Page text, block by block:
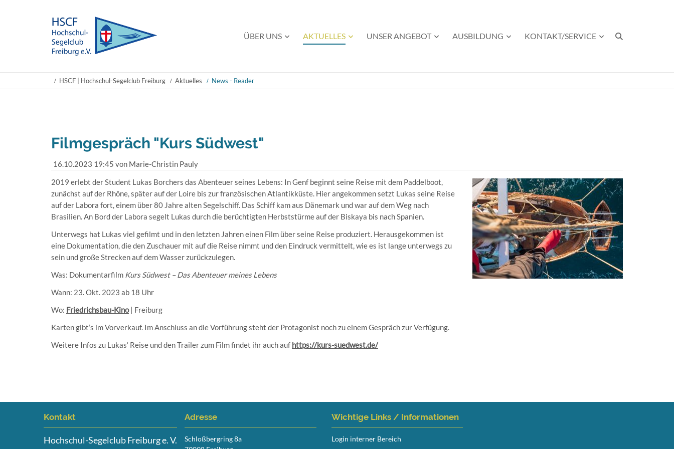
Navigation
ÜBER UNS AKTUELLES UNSER ANGEBOT AUSBILDUNG KONTAKT/SERVICE
HSCF | Hochschul-Segelclub Freiburg Aktuelles News - Reader
Filmgespräch "Kurs Südwest"
16.10.2023 19:45 von Marie-Christin Pauly
2019 erlebt der Student Lukas Borchers das Abenteuer seines Lebens: In Genf beginnt seine Reise mit dem Paddelboot,
zunächst auf der Rhône, später auf der Loire bis zur französischen Atlantikküste. Hier angekommen setzt Lukas seine Reise
auf der Labora fort, einem über 80 Jahre alten Segelschiff. Das Schiff kam aus Dänemark und war auf dem Weg nach
Brasilien. An Bord der Labora segelt Lukas durch die berüchtigten Herbststürme auf der Biskaya bis nach Spanien.
Unterwegs hat Lukas viel gefilmt und in den letzten Jahren einen Film über seine Reise produziert. Herausgekommen ist
eine Dokumentation, die den Zuschauer mit auf die Reise nimmt und den Eindruck vermittelt, wie es ist lange unterwegs zu
sein und große Strecken auf dem Wasser zurückzulegen.
Was: Dokumentarfilm Kurs Südwest – Das Abenteuer meines Lebens
Wann: 23. Okt. 2023 ab 18 Uhr
Wo: Friedrichsbau-Kino| Freiburg
Karten gibt’s im Vorverkauf. Im Anschluss an die Vorführung steht der Protagonist noch zu einem Gespräch zur Verfügung.
Weitere Infos zu Lukas‘ Reise und den Trailer zum Film findet ihr auch auf https://kurs-suedwest.de/
Kontakt
Hochschul-Segelclub Freiburg e. V.
Adresse
Schloßbergring 8a
Wichtige Links / Informationen
Login interner Bereich